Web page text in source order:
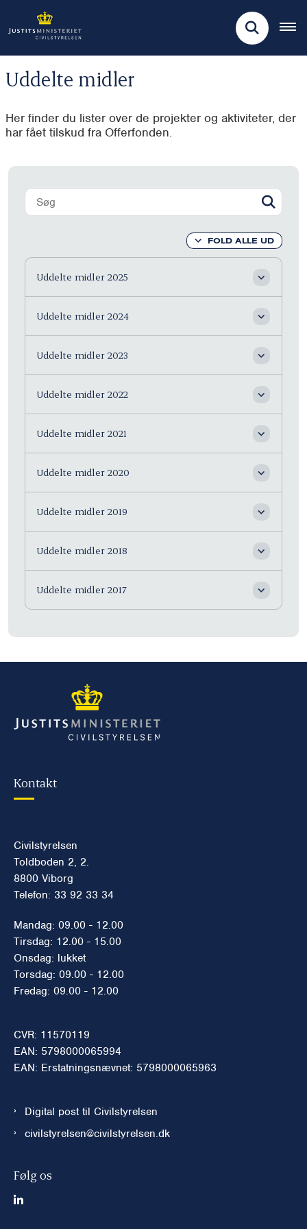
Uddelte midler
Her finder du lister over de projekter og aktiviteter, der
har fået tilskud fra Offerfonden.
FOLD ALLE UD
Uddelte midler 2025
Uddelte midler 2024
Uddelte midler 2023
Uddelte midler 2022
Uddelte midler 2021
Uddelte midler 2020
Uddelte midler 2019
Uddelte midler 2018
Uddelte midler 2017
Kontakt
Civilstyrelsen
Toldboden 2, 2.
8800 Viborg
Telefon: 33 92 33 34
Mandag: 09.00 - 12.00
Tirsdag: 12.00 - 15.00
Onsdag: lukket
Torsdag: 09.00 - 12.00
Fredag: 09.00 - 12.00
CVR: 11570119
EAN: 5798000065994
EAN: Erstatningsnævnet: 5798000065963
Digital post til Civilstyrelsen
civilstyrelsen@civilstyrelsen.dk
Følg os